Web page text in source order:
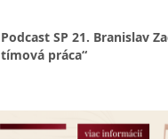
Podcast SP 21. Branislav
tímová práca“